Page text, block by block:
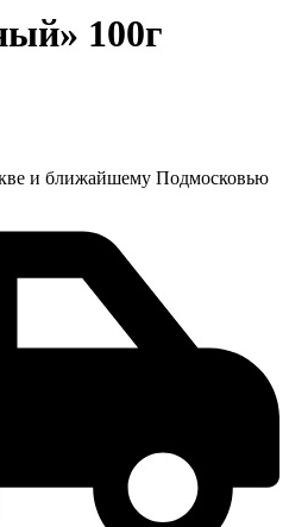
100г
и ближайшему Подмосковью